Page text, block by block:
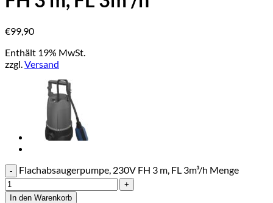
€99,90
Enthält 19% MwSt.
zzgl.Versand
Flachabsaugerpumpe, 230V FH 3 m, FL 3m³/h Menge
In den Warenkorb